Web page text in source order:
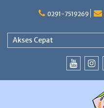
0291-7519269
Akses Cepat